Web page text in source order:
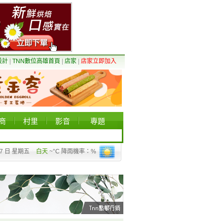
計 TNN數位高雄首頁 店家 店家立即加入
村里 影音 專題
日 星期五 白天 ~°C 降雨機率：%